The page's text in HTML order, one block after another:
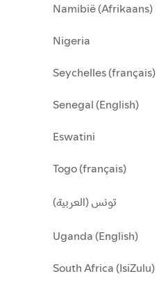
Namibië (Afrikaans)
Nigeria
Seychelles (français)
Senegal (English)
Eswatini
Togo (français)
تونس (العربية)
Uganda (English)
South Africa (IsiZulu)